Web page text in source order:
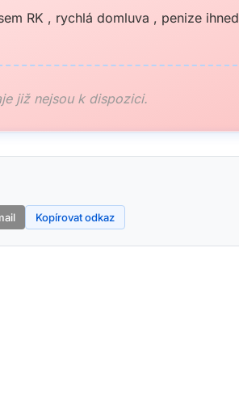
RK , rychlá domluva , penize ihned
již nejsou k dispozici.
Kopírovat odkaz